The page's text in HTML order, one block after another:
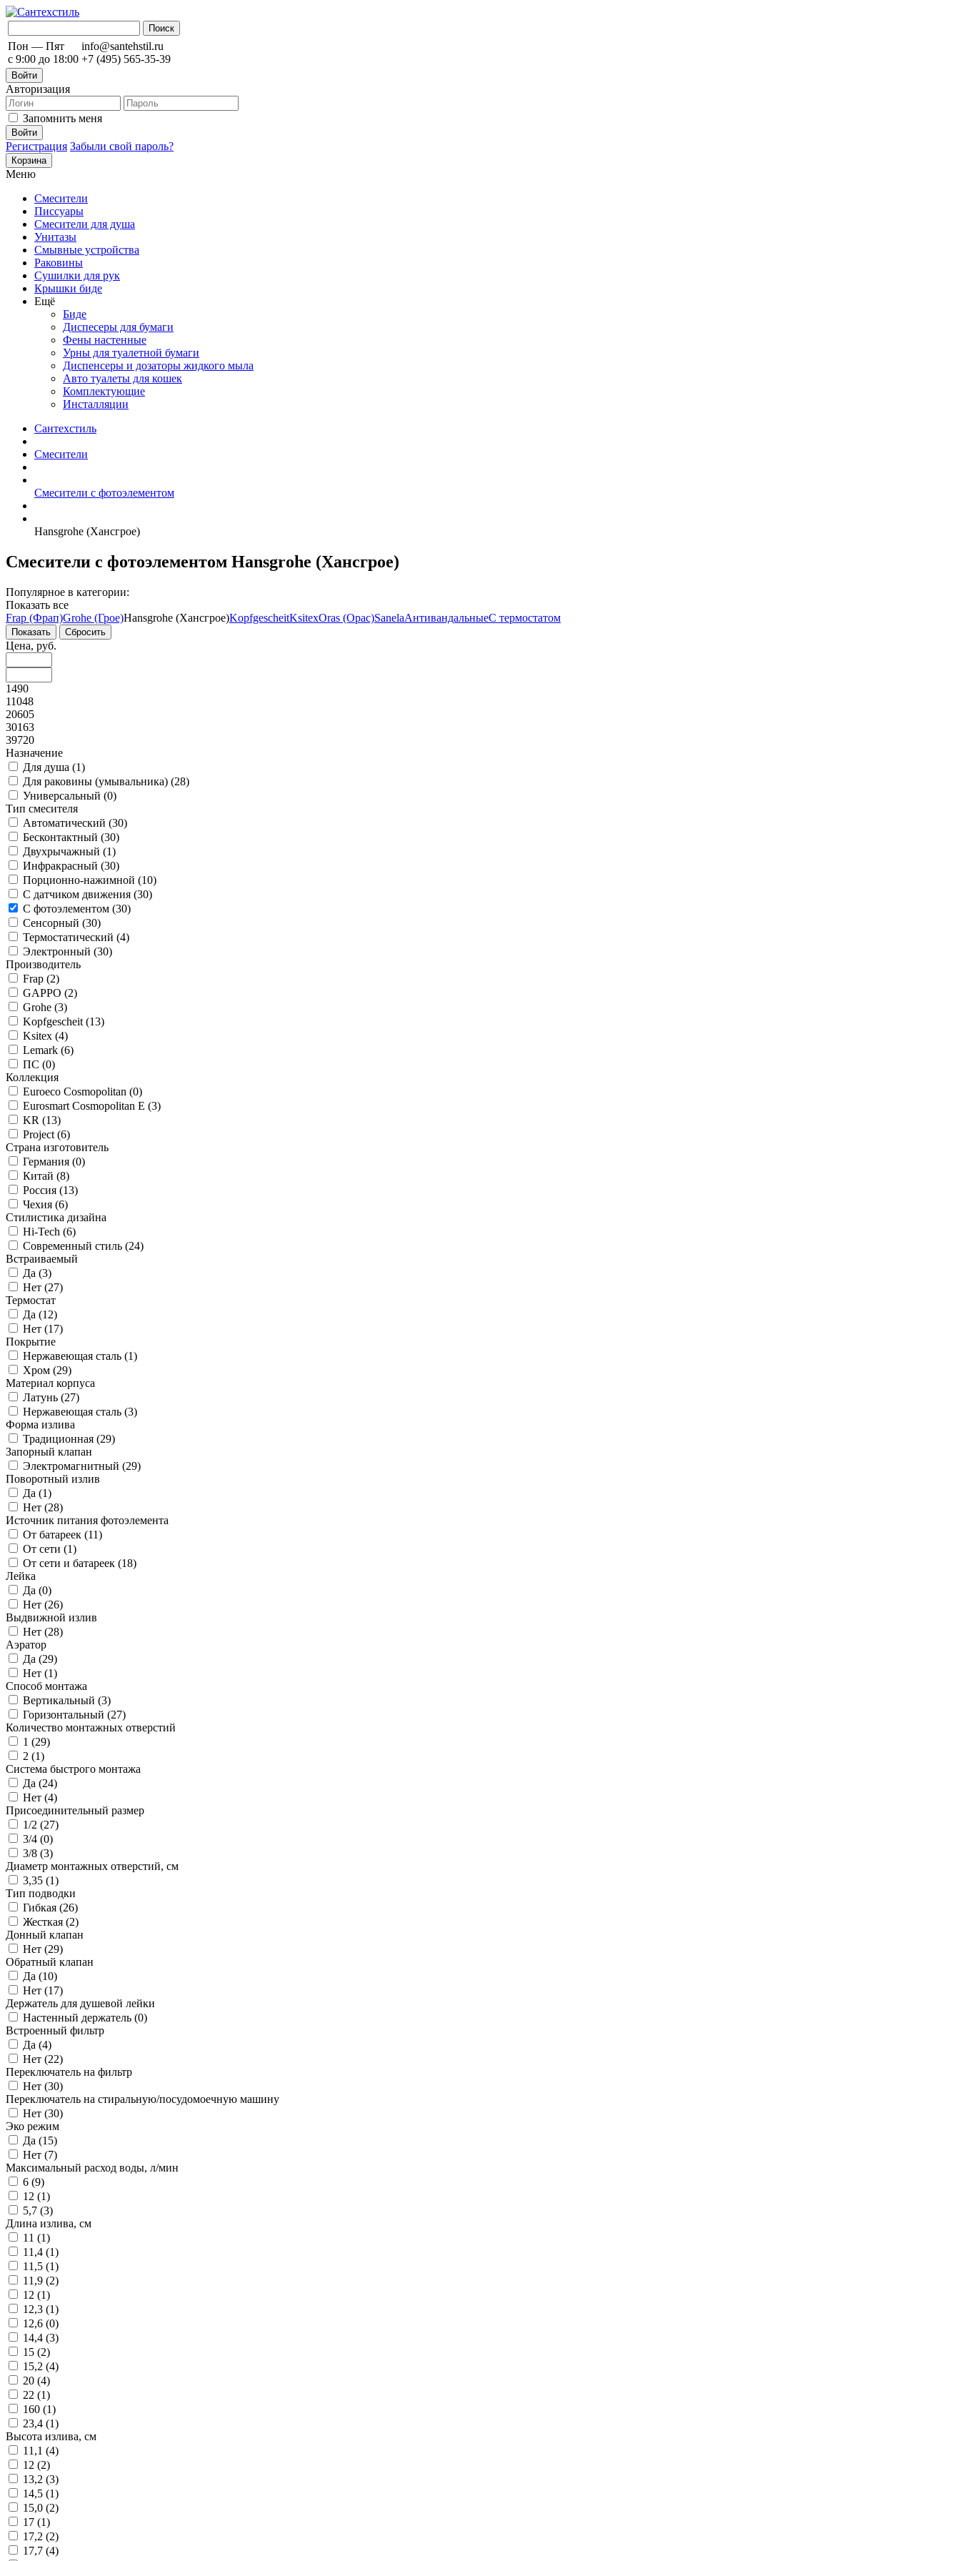
Пон — Пят
с 9:00 до 18:00
info@santehstil.ru
+7 (495) 565-35-39
Войти
Авторизация
Запомнить меня
Регистрация Забыли свой пароль?
Корзина
Меню
Смесители
Писсуары
Смесители для душа
Унитазы
Смывные устройства
Раковины
Сушилки для рук
Крышки биде
Ещё
Биде
Диспесеры для бумаги
Фены настенные
Урны для туалетной бумаги
Диспенсеры и дозаторы жидкого мыла
Авто туалеты для кошек
Комплектующие
Инсталляции
Сантехстиль
Смесители
Смесители с фотоэлементом
Hansgrohe (Хансгрое)
Смесители с фотоэлементом Hansgrohe (Хансгрое)
Популярное в категории:
Показать все
Frap (Фрап)Grohe (Грое)Hansgrohe (Хансгрое)KopfgescheitKsitexOras (Орас)SanelaАнтивандальныеС термостатом
Цена, руб.
1490
11048
20605
30163
39720
Назначение
Для душа (1)
Для раковины (умывальника) (28)
Универсальный (0)
Тип смесителя
Автоматический (30)
Бесконтактный (30)
Двухрычажный (1)
Инфракрасный (30)
Порционно-нажимной (10)
С датчиком движения (30)
С фотоэлементом (30)
Сенсорный (30)
Термостатический (4)
Электронный (30)
Производитель
Frap (2)
GAPPO (2)
Grohe (3)
Kopfgescheit (13)
Ksitex (4)
Lemark (6)
ПС (0)
Коллекция
Euroeco Cosmopolitan (0)
Eurosmart Cosmopolitan E (3)
KR (13)
Project (6)
Страна изготовитель
Германия (0)
Китай (8)
Россия (13)
Чехия (6)
Стилистика дизайна
Hi-Tech (6)
Современный стиль (24)
Встраиваемый
Да (3)
Нет (27)
Термостат
Да (12)
Нет (17)
Покрытие
Нержавеющая сталь (1)
Хром (29)
Материал корпуса
Латунь (27)
Нержавеющая сталь (3)
Форма излива
Традиционная (29)
Запорный клапан
Электромагнитный (29)
Поворотный излив
Да (1)
Нет (28)
Источник питания фотоэлемента
От батареек (11)
От сети (1)
От сети и батареек (18)
Лейка
Да (0)
Нет (26)
Выдвижной излив
Нет (28)
Аэратор
Да (29)
Нет (1)
Способ монтажа
Вертикальный (3)
Горизонтальный (27)
Количество монтажных отверстий
1 (29)
2 (1)
Система быстрого монтажа
Да (24)
Нет (4)
Присоединительный размер
1/2 (27)
3/4 (0)
3/8 (3)
Диаметр монтажных отверстий, см
3,35 (1)
Тип подводки
Гибкая (26)
Жесткая (2)
Донный клапан
Нет (29)
Обратный клапан
Да (10)
Нет (17)
Держатель для душевой лейки
Настенный держатель (0)
Встроенный фильтр
Да (4)
Нет (22)
Переключатель на фильтр
Нет (30)
Переключатель на стиральную/посудомоечную машину
Нет (30)
Эко режим
Да (15)
Нет (7)
Максимальный расход воды, л/мин
6 (9)
12 (1)
5,7 (3)
Длина излива, см
11 (1)
11,4 (1)
11,5 (1)
11,9 (2)
12 (1)
12,3 (1)
12,6 (0)
14,4 (3)
15 (2)
15,2 (4)
20 (4)
22 (1)
160 (1)
23,4 (1)
Высота излива, см
11,1 (4)
12 (2)
13,2 (3)
14,5 (1)
15,0 (2)
17 (1)
17,2 (2)
17,7 (4)